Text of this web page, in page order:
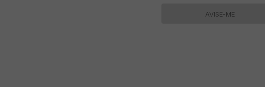
AVISE-ME